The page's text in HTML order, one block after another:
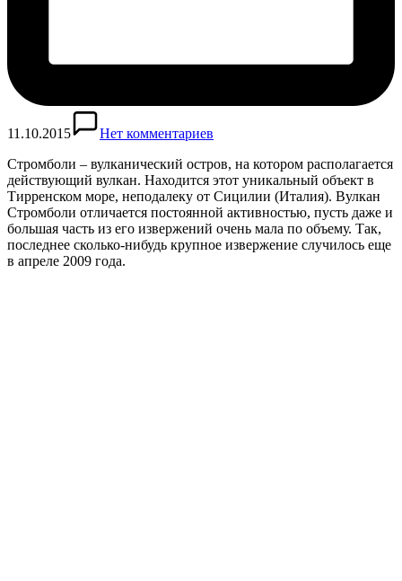
11.10.2015
Нет комментариев
Стромболи – вулканический остров, на котором располагается
действующий вулкан. Находится этот уникальный объект в
Тирренском море, неподалеку от Сицилии (Италия). Вулкан
Стромболи отличается постоянной активностью, пусть даже и
большая часть из его извержений очень мала по объему. Так,
последнее сколько-нибудь крупное извержение случилось еще
в апреле 2009 года.